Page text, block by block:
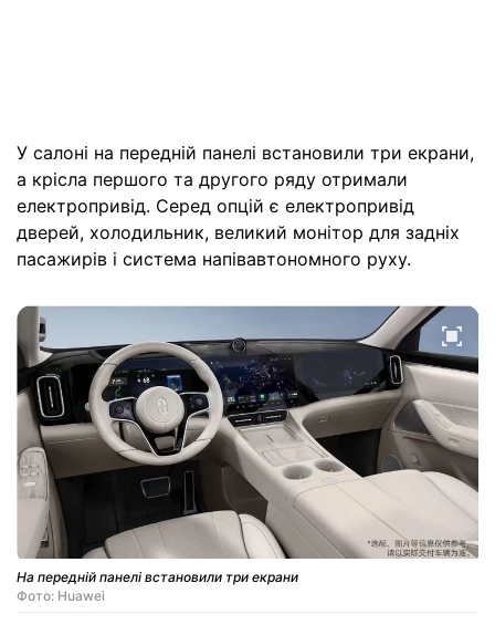
У салоні на передній панелі встановили три екрани,
а крісла першого та другого ряду отримали
електропривід. Серед опцій є електропривід
дверей, холодильник, великий монітор для задніх
пасажирів і система напівавтономного руху.
На передній панелі встановили три екрани
Фото: Huawei